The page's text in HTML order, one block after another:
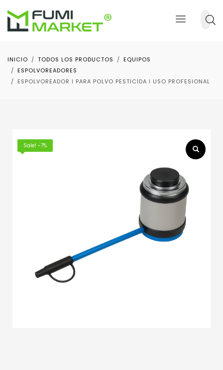
INICIO TODOS LOS PRODUCTOS
EQUIPOS
ESPOLVOREADORES
ESPOLVOREADOR ǀ PARA POLVO PESTICIDA ǀ USO PROFESIONAL
Sale! -7%